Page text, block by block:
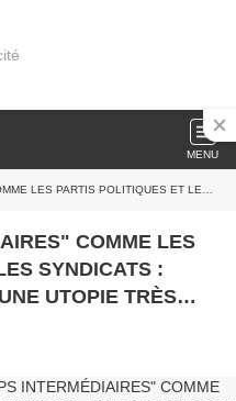
MENU
: VOULOIR LEUR FIN EST UNE UTOPIE TRÈS DANGEREUSE
COMME LES
SYNDICATS :
UTOPIE TRÈS